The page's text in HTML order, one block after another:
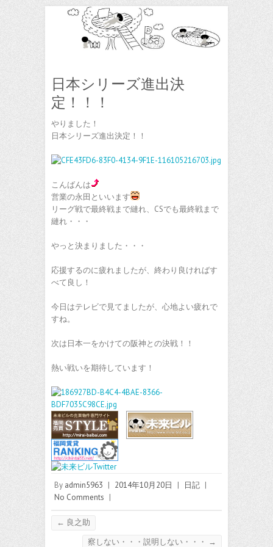
日本シリーズ進出決
定！！！
やりました！
日本シリーズ進出決定！！
こんばんは
営業の永田といいます
リーグ戦で最終戦まで縺れ、CSでも最終戦まで
縺れ・・・
やっと決まりました・・・
応援するのに疲れましたが、終わり良ければす
べて良し！
今日はテレビで見てましたが、心地よい疲れで
すね。
次は日本一をかけての阪神との決戦！！
熱い戦いを期待しています！
By admin5963 | 2014年10月20日 | 日記 |
No Comments |
← 良之助
察しない・・・説明しない・・・ →